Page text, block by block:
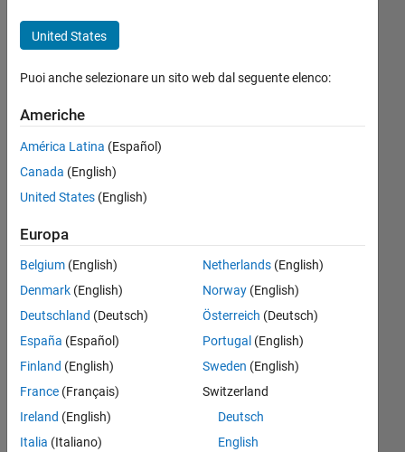
port to
when
fopen a
udp by
function
fopen
CoderMinga
12 Set
2023
Risposta
Aggiornato
16 Mag
25
Visualizzazioni
United States
Puoi anche selezionare un sito web dal seguente elenco:
Americhe
América Latina (Español)
Canada (English)
United States (English)
Europa
Belgium (English)
Denmark (English)
Deutschland (Deutsch)
España (Español)
Finland (English)
France (Français)
Ireland (English)
Italia (Italiano)
Netherlands(English)
Norway(English)
Österreich (Deutsch)
Portugal (English)
Sweden (English)
Switzerland
Deutsch
English